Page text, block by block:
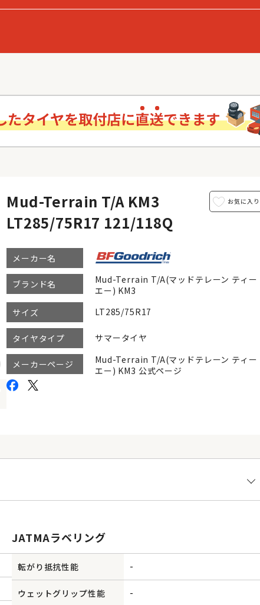
Mud-Terrain T/A KM3
LT285/75R17 121/118Q
メーカー名
ブランド名
Mud-Terrain T/A(マッドテレーン ティー
エー) KM3
サイズ
LT285/75R17
タイヤタイプ サマータイヤ
メーカーページ
Mud-Terrain T/A(マッドテレーン ティー
エー) KM3 公式ページ
JATMAラベリング
転がり抵抗性能 -
ウェットグリップ性能 -